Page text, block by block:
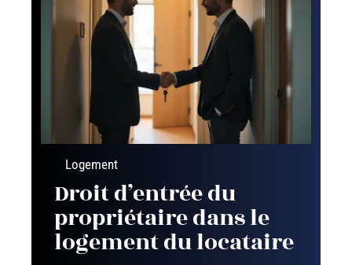
Logement
Droit d’entrée du
propriétaire dans le
logement du locataire